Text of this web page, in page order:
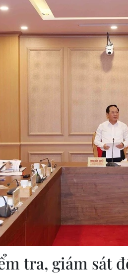
tra, giám sát